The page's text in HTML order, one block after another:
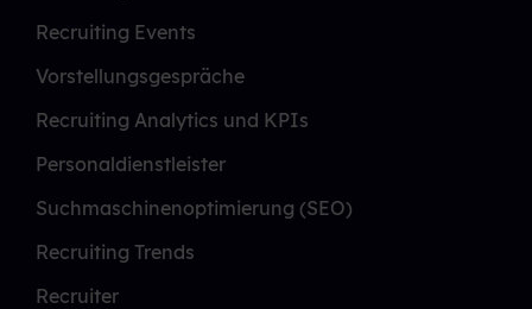
Recruiting Events
Vorstellungsgespräche
Recruiting Analytics und KPIs
Personaldienstleister
Suchmaschinenoptimierung (SEO)
Recruiting Trends
Recruiter